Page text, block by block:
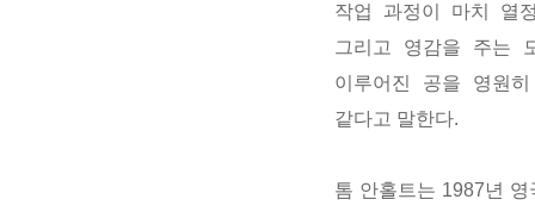
작업 과정이 마치 열
그리고 영감을 주는
이루어진 공을 영원
같다고 말한다.
톰 안홀트는 1987년 영